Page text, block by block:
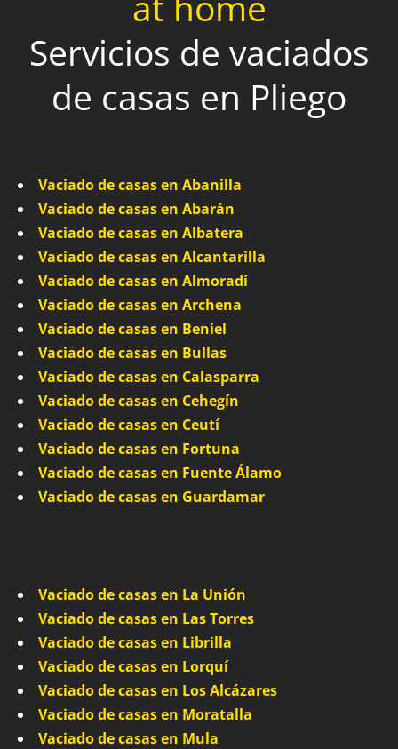
Servicios de vaciados
de casas en Pliego
Vaciado de casas en Abanilla
Vaciado de casas en Abarán
Vaciado de casas en Albatera
Vaciado de casas en Alcantarilla
Vaciado de casas en Almoradí
Vaciado de casas en Archena
Vaciado de casas en Beniel
Vaciado de casas en Bullas
Vaciado de casas en Calasparra
Vaciado de casas en Cehegín
Vaciado de casas en Ceutí
Vaciado de casas en Fortuna
Vaciado de casas en Fuente Álamo
Vaciado de casas en Guardamar
Vaciado de casas en La Unión
Vaciado de casas en Las Torres
Vaciado de casas en Librilla
Vaciado de casas en Lorquí
Vaciado de casas en Los Alcázares
Vaciado de casas en Moratalla
Vaciado de casas en Mula